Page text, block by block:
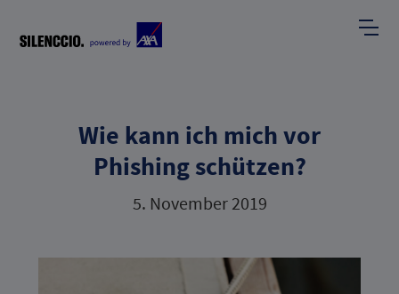
Wie kann ich mich vor
Phishing schützen?
5. November 2019